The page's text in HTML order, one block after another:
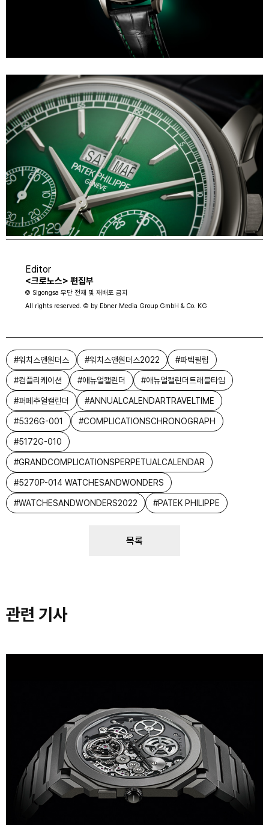
Editor
<크로노스> 편집부
© Sigongsa 무단 전재 및 재배포 금지
All rights reserved. © by Ebner Media Group GmbH & Co. KG
#워치스앤원더스 #워치스앤원더스2022 #파텍필립
#컴플리케이션 #애뉴얼캘린더 #애뉴얼캘린더트래블타임
#퍼페추얼캘린더 #ANNUALCALENDARTRAVELTIME
#5326G-001 #COMPLICATIONSCHRONOGRAPH
#5172G-010
#GRANDCOMPLICATIONSPERPETUALCALENDAR
#5270P-014 WATCHESANDWONDERS
#WATCHESANDWONDERS2022 #PATEK PHILIPPE
목록
관련 기사